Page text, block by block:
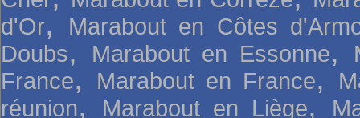
d'Or,
Marabout en Côtes
Doubs, Marabout en Essonne,
France, Marabout en France,
réunion, Marabout en Liège,